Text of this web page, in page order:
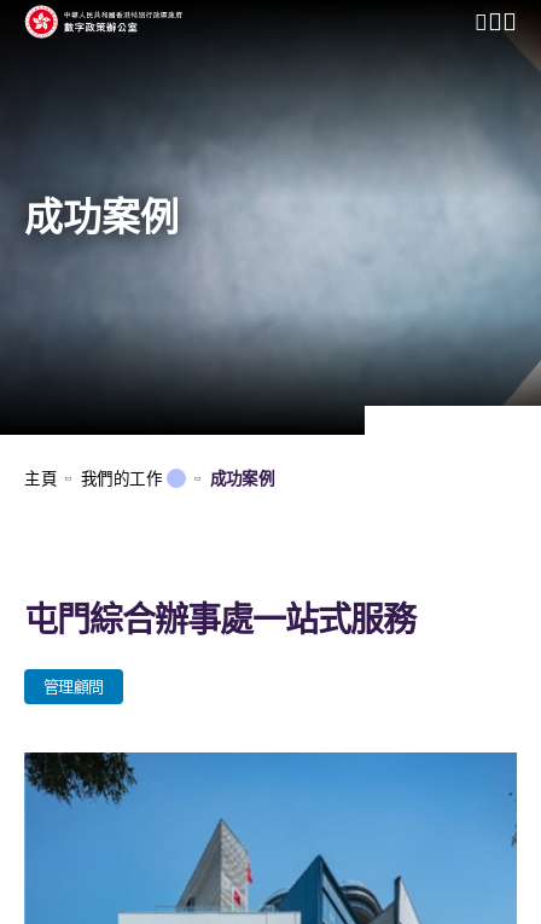
開啟行
成功案例
主頁 我們的工作 成功案例
屯門綜合辦事處一站式服務
管理顧問